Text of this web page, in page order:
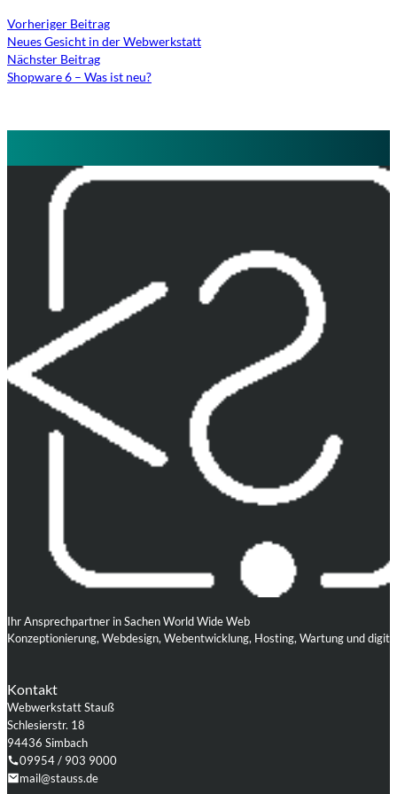
Vorheriger Beitrag
Neues Gesicht in der Webwerkstatt
Nächster Beitrag
Shopware 6 – Was ist neu?
Ihr Ansprechpartner in Sachen World Wide Web
Konzeptionierung, Webdesign, Webentwicklung, Hosting, Wartung und
Kontakt
Webwerkstatt Stauß
Schlesierstr. 18
94436 Simbach
09954 / 903 9000
mail@stauss.de